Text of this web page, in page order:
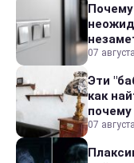
Почему
07
Эти
как
07